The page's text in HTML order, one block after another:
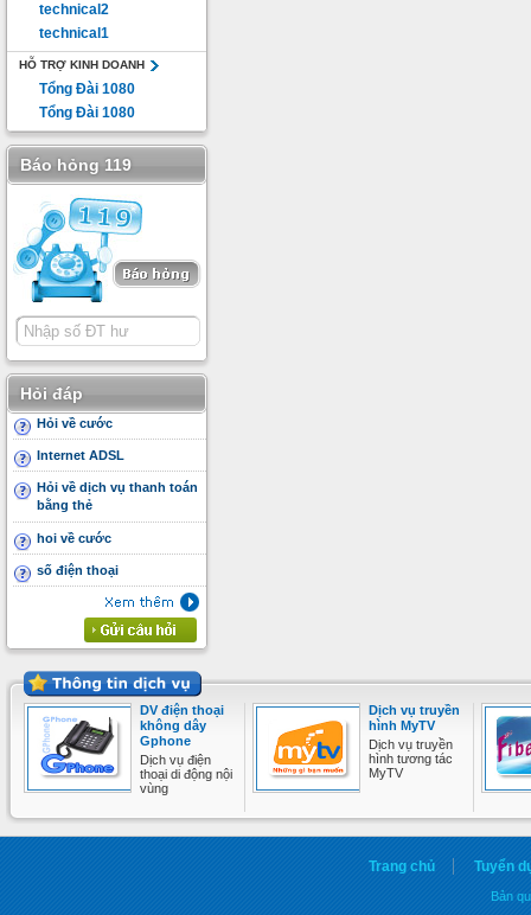
technical2
technical1
HỖ TRỢ KINH DOANH
Tổng Đài 1080
Tổng Đài 1080
Báo hỏng 119
Hỏi đáp
Hỏi về cước
Internet ADSL
Hỏi về dịch vụ thanh toán
bằng thẻ
hoi về cước
số điện thoại
DV điện thoại
không dây
Gphone
Dịch vụ điện
thoại di động nội
vùng
Dịch vụ truyền
hình MyTV
Dịch vụ truyền
hình tương tác
MyTV
Trang chủ Tuyển
Bản